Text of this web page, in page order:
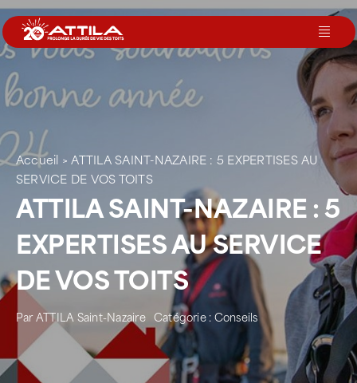
Passer
au
contenu
Le groupe
Nos services
Nos agences
Votre toit
Rejoignez-nous
Devenir Franchisé
Accueil >ATTILA SAINT-NAZAIRE : 5 EXPERTISES AU
SERVICE DE VOS TOITS
ATTILA SAINT-NAZAIRE : 5
EXPERTISES AU SERVICE
DE VOS TOITS
ParATTILA Saint-Nazaire Catégorie :Conseils